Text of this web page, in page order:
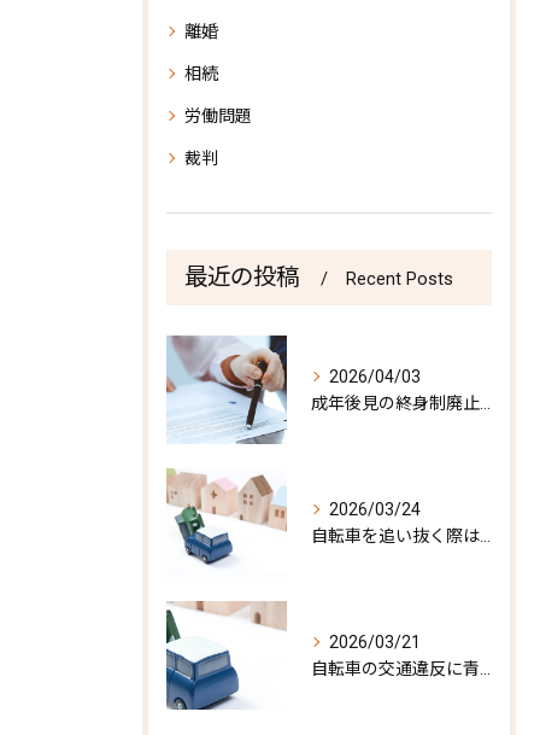
離婚
相続
労働問題
裁判
最近の投稿 Recent Posts
2026/04/03
2026/03/24
2026/03/21